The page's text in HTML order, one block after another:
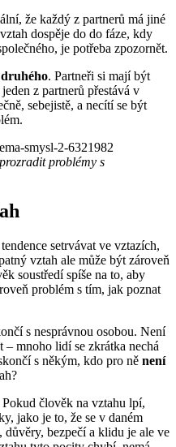
že každý z partnerů má jiné
dospěje do do fáze, kdy
je potřeba zpozornět.
. Partneři si mají být
z partnerů přestává v
sebejistě, a necítí se být
problémy s
setrvávat ve vztazích,
vztah ale může být zároveň
soustředí spíše na to, aby
problém s tím, jak poznat
s nesprávnou osobou. Není
– mnoho lidí se zkrátka nechá
s někým, kdo pro ně není
Pokud člověk na vztahu lpí,
jako je to, že se v daném
bezpečí a klidu je ale ve